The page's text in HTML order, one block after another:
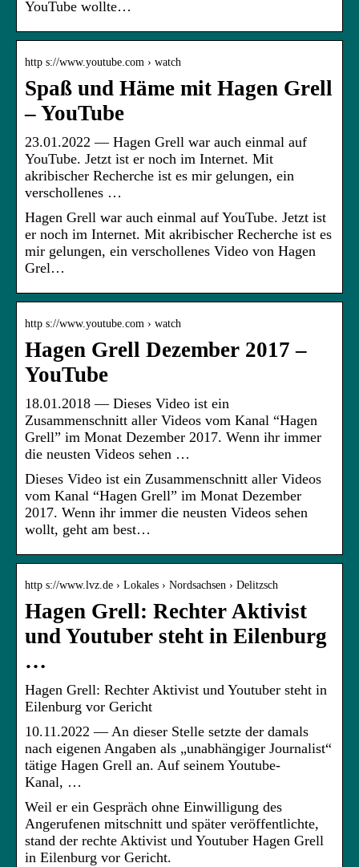
YouTube wollte…
http s://www.youtube.com › watch
Spaß und Häme mit Hagen Grell
– YouTube
23.01.2022 — Hagen Grell war auch einmal auf
YouTube. Jetzt ist er noch im Internet. Mit
akribischer Recherche ist es mir gelungen, ein
verschollenes …
Hagen Grell war auch einmal auf YouTube. Jetzt ist
er noch im Internet. Mit akribischer Recherche ist es
mir gelungen, ein verschollenes Video von Hagen
Grel…
http s://www.youtube.com › watch
Hagen Grell Dezember 2017 –
YouTube
18.01.2018 — Dieses Video ist ein
Zusammenschnitt aller Videos vom Kanal “Hagen
Grell” im Monat Dezember 2017. Wenn ihr immer
die neusten Videos sehen …
Dieses Video ist ein Zusammenschnitt aller Videos
vom Kanal “Hagen Grell” im Monat Dezember
2017. Wenn ihr immer die neusten Videos sehen
wollt, geht am best…
http s://www.lvz.de › Lokales › Nordsachsen › Delitzsch
Hagen Grell: Rechter Aktivist
und Youtuber steht in Eilenburg
…
Hagen Grell: Rechter Aktivist und Youtuber steht in
Eilenburg vor Gericht
10.11.2022 — An dieser Stelle setzte der damals
nach eigenen Angaben als „unabhängiger Journalist“
tätige Hagen Grell an. Auf seinem Youtube-
Kanal, …
Weil er ein Gespräch ohne Einwilligung des
Angerufenen mitschnitt und später veröffentlichte,
stand der rechte Aktivist und Youtuber Hagen Grell
in Eilenburg vor Gericht.